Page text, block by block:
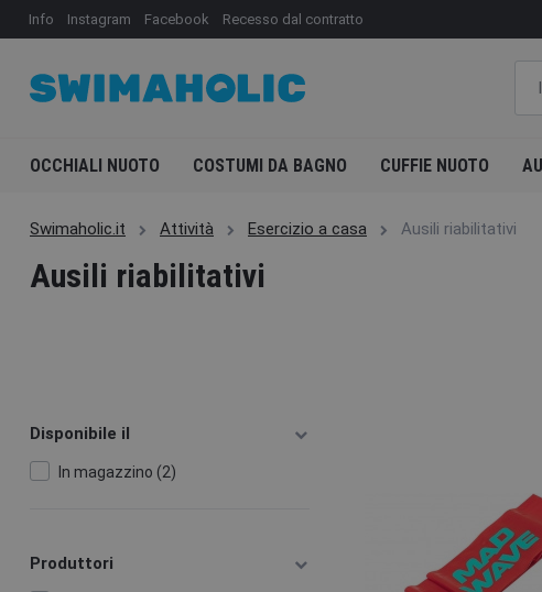
Info Instagram Facebook Recesso dal contratto
OCCHIALI NUOTO COSTUMI DA BAGNO CUFFIE NUOTO
Swimaholic.it Attività Esercizio a casa Ausili riabilitativi
Ausili riabilitativi
Disponibile il
In magazzino (2)
Produttori